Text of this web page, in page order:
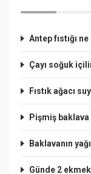
Antep fıstığı
Çayı soğuk
Fıstık ağacı
Pişmiş
Baklavanın
Günde 2